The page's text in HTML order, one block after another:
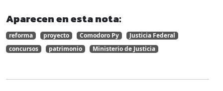
Aparecen en esta nota:
reforma proyecto Comodoro Py
Justicia Federal
concursos
patrimonio Ministerio de Justicia